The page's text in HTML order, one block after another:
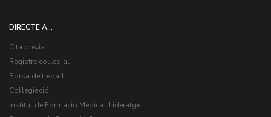
DIRECTE A...
Cita prèvia
Registre col·legial
Borsa de treball
Col·legiació
Institut de Formació Mèdica i Lideratge